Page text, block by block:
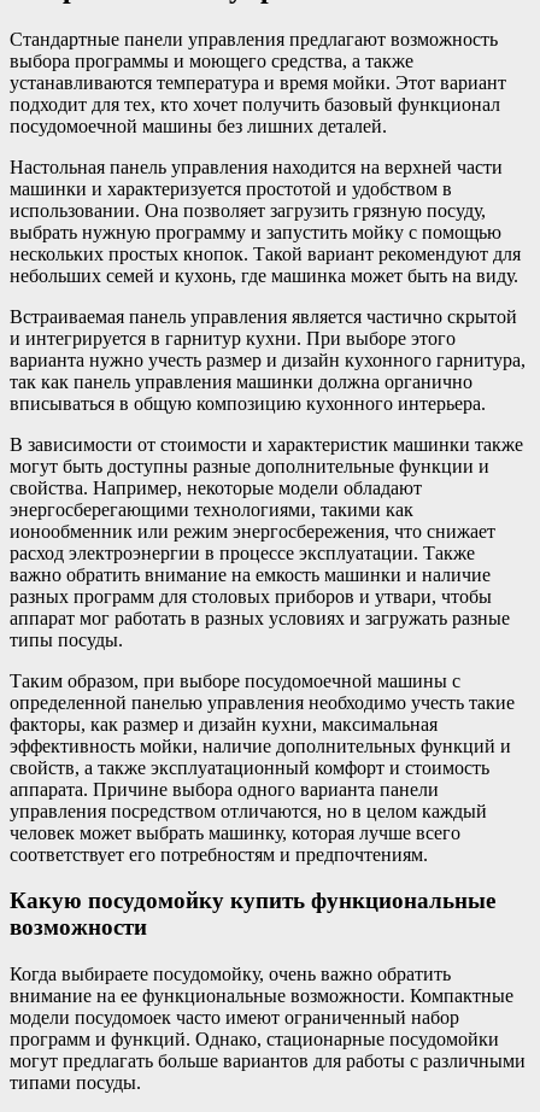
Стандартные панели управления предлагают возможность
выбора программы и моющего средства, а также
устанавливаются температура и время мойки. Этот вариант
подходит для тех, кто хочет получить базовый функционал
посудомоечной машины без лишних деталей.
Настольная панель управления находится на верхней части
машинки и характеризуется простотой и удобством в
использовании. Она позволяет загрузить грязную посуду,
выбрать нужную программу и запустить мойку с помощью
нескольких простых кнопок. Такой вариант рекомендуют для
небольших семей и кухонь, где машинка может быть на виду.
Встраиваемая панель управления является частично скрытой
и интегрируется в гарнитур кухни. При выборе этого
варианта нужно учесть размер и дизайн кухонного гарнитура,
так как панель управления машинки должна органично
вписываться в общую композицию кухонного интерьера.
В зависимости от стоимости и характеристик машинки также
могут быть доступны разные дополнительные функции и
свойства. Например, некоторые модели обладают
энергосберегающими технологиями, такими как
ионообменник или режим энергосбережения, что снижает
расход электроэнергии в процессе эксплуатации. Также
важно обратить внимание на емкость машинки и наличие
разных программ для столовых приборов и утвари, чтобы
аппарат мог работать в разных условиях и загружать разные
типы посуды.
Таким образом, при выборе посудомоечной машины с
определенной панелью управления необходимо учесть такие
факторы, как размер и дизайн кухни, максимальная
эффективность мойки, наличие дополнительных функций и
свойств, а также эксплуатационный комфорт и стоимость
аппарата. Причине выбора одного варианта панели
управления посредством отличаются, но в целом каждый
человек может выбрать машинку, которая лучше всего
соответствует его потребностям и предпочтениям.
Какую посудомойку купить функциональные
возможности
Когда выбираете посудомойку, очень важно обратить
внимание на ее функциональные возможности. Компактные
модели посудомоек часто имеют ограниченный набор
программ и функций. Однако, стационарные посудомойки
могут предлагать больше вариантов для работы с различными
типами посуды.